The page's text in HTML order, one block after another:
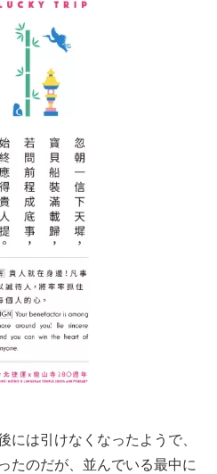
には引けなくなったようで、
たのだが、並んでいる最中に